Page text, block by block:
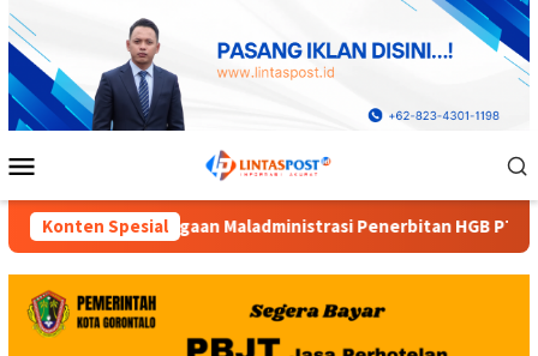
Loncat
ke
konten
Mobile
Konten Spesial
Penerbitan HGB PT Alif Satya Perkasa di Kota Gorontalo